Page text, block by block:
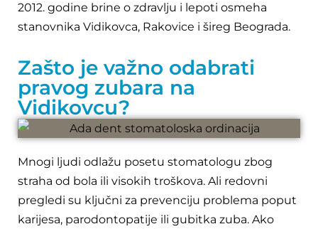
2012. godine brine o zdravlju i lepoti osmeha
stanovnika Vidikovca, Rakovice i šireg Beograda.
Zašto je važno odabrati
pravog zubara na
Vidikovcu?
Mnogi ljudi odlažu posetu stomatologu zbog
straha od bola ili visokih troškova. Ali redovni
pregledi su ključni za prevenciju problema poput
karijesa, parodontopatije ili gubitka zuba. Ako